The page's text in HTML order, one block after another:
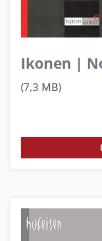
Ikonen |
(7,3 MB)